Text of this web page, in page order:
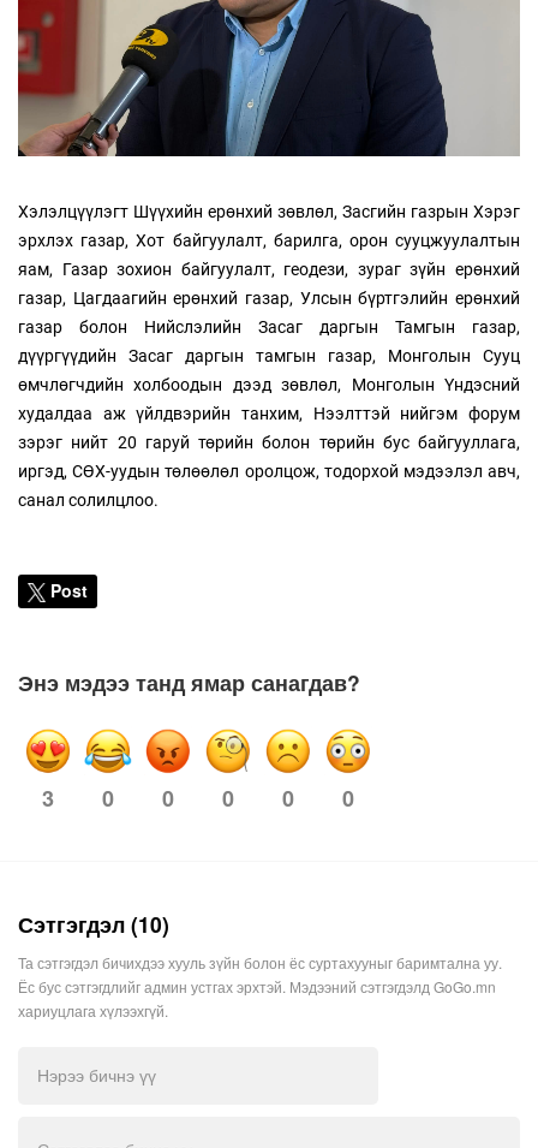
Хэлэлцүүлэгт Шүүхийн ерөнхий зөвлөл, Засгийн газрын Хэрэг
эрхлэх газар, Хот байгуулалт, барилга, орон сууцжуулалтын
яам, Газар зохион байгуулалт, геодези, зураг зүйн ерөнхий
газар, Цагдаагийн ерөнхий газар, Улсын бүртгэлийн ерөнхий
газар болон Нийслэлийн Засаг даргын Тамгын газар,
дүүргүүдийн Засаг даргын тамгын газар, Монголын Сууц
өмчлөгчдийн холбоодын дээд зөвлөл, Монголын Үндэсний
худалдаа аж үйлдвэрийн танхим, Нээлттэй нийгэм форум
зэрэг нийт 20 гаруй төрийн болон төрийн бус байгууллага,
иргэд, СӨХ-уудын төлөөлөл оролцож, тодорхой мэдээлэл авч,
санал солилцлоо.
Post
Энэ мэдээ танд ямар санагдав?
3 0 0 0 0 0
Сэтгэгдэл (10)
Та сэтгэгдэл бичихдээ хууль зүйн болон ёс суртахууныг баримтална уу.
Ёс бус сэтгэгдлийг админ устгах эрхтэй. Мэдээний сэтгэгдэлд GoGo.mn
хариуцлага хүлээхгүй.